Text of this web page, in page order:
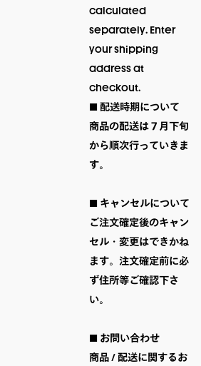
calculated
separately. Enter
your shipping
address at
checkout.
■ 配送時期について
商品の配送は７月下旬
から順次行っていきま
す。
■ キャンセルについて
ご注文確定後のキャン
セル・変更はできかね
ます。注文確定前に必
ず住所等ご確認下さ
い。
■ お問い合わせ
商品 / 配送に関するお